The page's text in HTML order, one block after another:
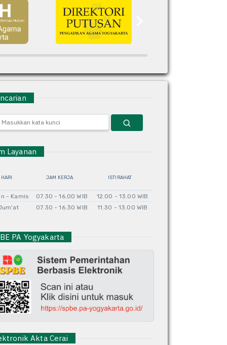
Layanan
HARI JAM KERJA ISTIRAHAT
- Kamis 07.30 - 16.00 WIB
12.00 - 13.00 WIB
07.30 - 16.30 WIB 11.30 - 13.00 WIB
PA Yogyakarta
Akta Cerai